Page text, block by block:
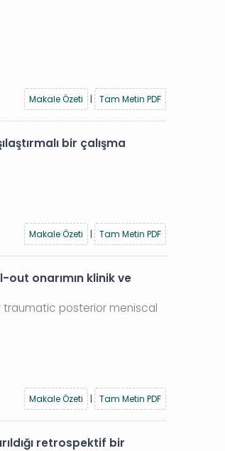
Makale Özeti
| Tam Metin PDF
bir çalışma
Makale Özeti
| Tam Metin PDF
onarımın klinik ve
posterior meniscal
Makale Özeti
| Tam Metin PDF
retrospektif bir